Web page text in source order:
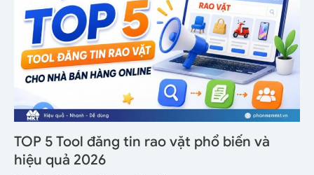
TOP 5 Tool đăng tin rao vặt phổ biến và
hiệu quả 2026